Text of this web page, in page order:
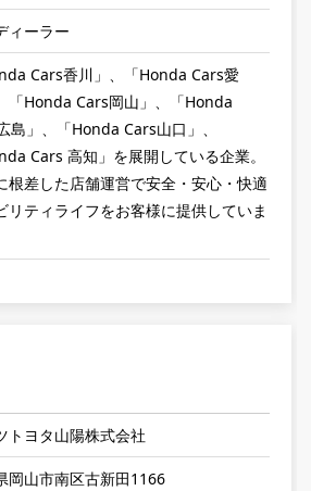
ィーラー
Cars香川」、「Honda Cars愛
「Honda Cars岡山」、「Honda
島」、「Honda Cars山口」、
Cars 高知」を展開している企業。
根差した店舗運営で安全・安心・快適
リティライフをお客様に提供していま
トヨタ山陽株式会社
岡山市南区古新田1166